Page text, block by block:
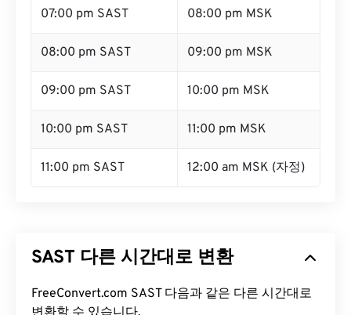
07:00 pm SAST 08:00 pm MSK
08:00 pm SAST 09:00 pm MSK
09:00 pm SAST 10:00 pm MSK
10:00 pm SAST 11:00 pm MSK
11:00 pm SAST 12:00 am MSK (자정)
SAST 다른 시간대로 변환
FreeConvert.com SAST 다음과 같은 다른 시간대로